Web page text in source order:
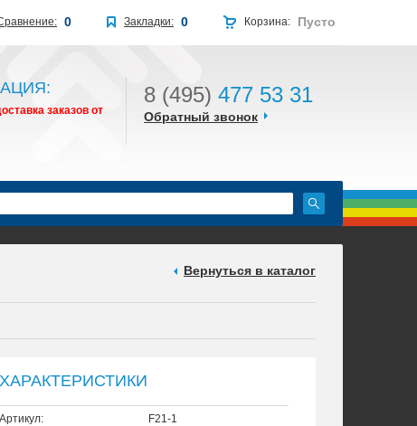
заказов от
8 (495) 477 53 31
Обратный звонок
Вернуться в каталог
ХАРАКТЕРИСТИКИ
Артикул: F21-1
Корзина: Пусто
Закладки: 0
0